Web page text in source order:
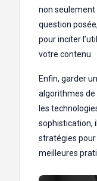
non
question
pour inciter
votre contenu.
Enfin, garder
algorithmes de
les
sophistication,
stratégies pour
meilleures